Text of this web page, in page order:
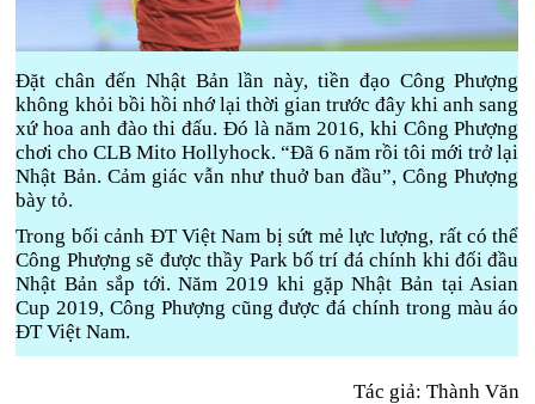
Đặt chân đến Nhật Bản lần này, tiền đạo Công Phượng
không khỏi bồi hồi nhớ lại thời gian trước đây khi anh sang
xứ hoa anh đào thi đấu. Đó là năm 2016, khi Công Phượng
chơi cho CLB Mito Hollyhock. “Đã 6 năm rồi tôi mới trở lại
Nhật Bản. Cảm giác vẫn như thuở ban đầu”, Công Phượng
bày tỏ.
Trong bối cảnh ĐT Việt Nam bị sứt mẻ lực lượng, rất có thể
Công Phượng sẽ được thầy Park bố trí đá chính khi đối đầu
Nhật Bản sắp tới. Năm 2019 khi gặp Nhật Bản tại Asian
Cup 2019, Công Phượng cũng được đá chính trong màu áo
ĐT Việt Nam.
Tác giả: Thành Văn